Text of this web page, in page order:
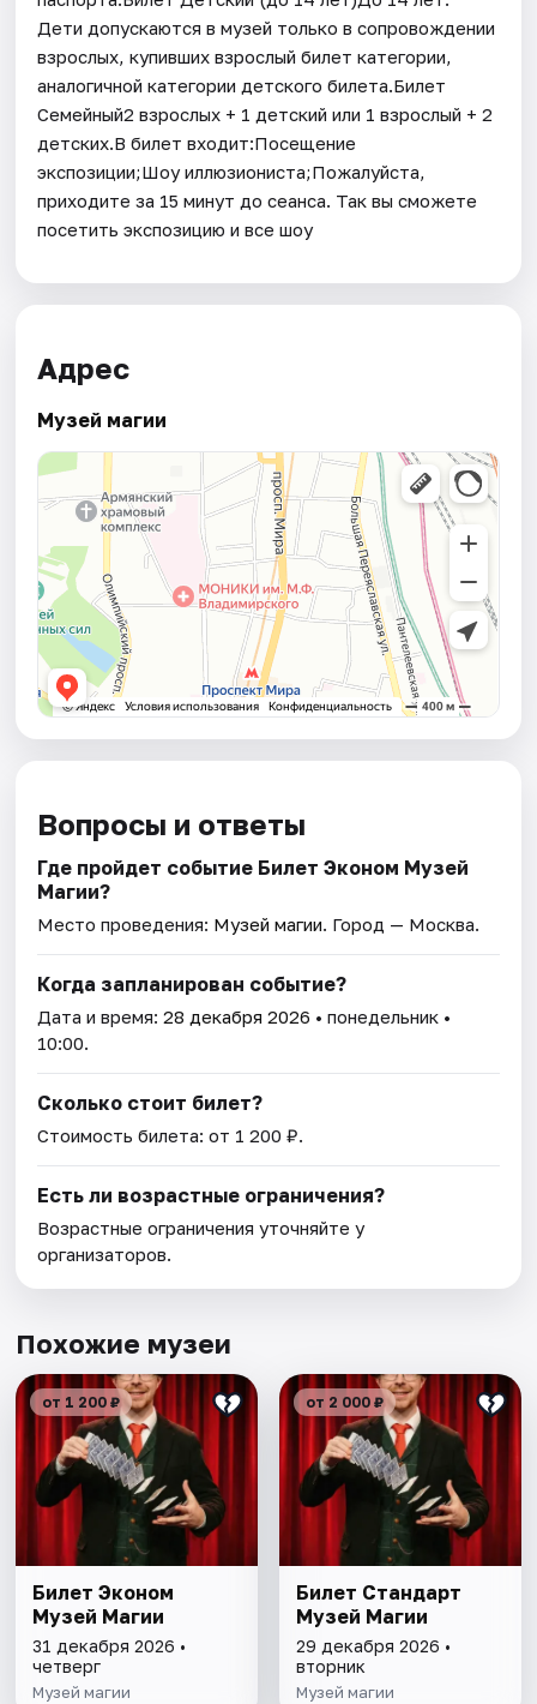
Дети допускаются в музей только в сопровождении
взрослых, купивших взрослый билет категории,
аналогичной категории детского билета.Билет
Семейный2 взрослых + 1 детский или 1 взрослый + 2
детских.В билет входит:Посещение
экспозиции;Шоу иллюзиониста;Пожалуйста,
приходите за 15 минут до сеанса. Так вы сможете
посетить экспозицию и все шоу
Адрес
Музей магии
Вопросы и ответы
Где пройдет событие Билет Эконом Музей
Магии?
Место проведения: Музей магии. Город — Москва.
Когда запланирован событие?
Дата и время:28 декабря 2026 • понедельник •
10:00.
Сколько стоит билет?
Стоимость билета: от 1 200 ₽.
Есть ли возрастные ограничения?
Возрастные ограничения уточняйте у
организаторов.
Похожие музеи
от 1 200 ₽
Билет Эконом
Музей Магии
31 декабря 2026 •
четверг
Музей магии
от 2 000 ₽
Билет Стандарт
Музей Магии
29 декабря 2026 •
вторник
Музей магии